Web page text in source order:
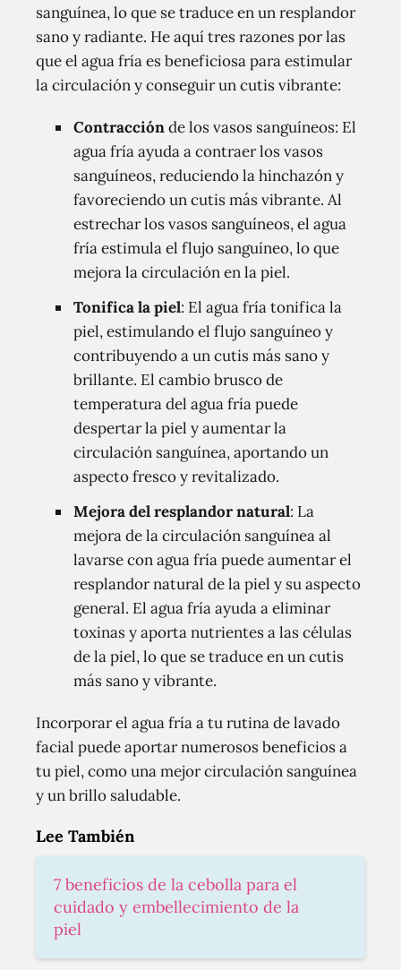
sanguínea, lo que se traduce en un resplandor
sano y radiante. He aquí tres razones por las
que el agua fría es beneficiosa para estimular
la circulación y conseguir un cutis vibrante:
Contracciónde los vasos sanguíneos: El
agua fría ayuda a contraer los vasos
sanguíneos, reduciendo la hinchazón y
favoreciendo un cutis más vibrante. Al
estrechar los vasos sanguíneos, el agua
fría estimula el flujo sanguíneo, lo que
mejora la circulación en la piel.
Tonifica la piel: El agua fría tonifica la
piel, estimulando el flujo sanguíneo y
contribuyendo a un cutis más sano y
brillante. El cambio brusco de
temperatura del agua fría puede
despertar la piel y aumentar la
circulación sanguínea, aportando un
aspecto fresco y revitalizado.
Mejora del resplandor natural: La
mejora de la circulación sanguínea al
lavarse con agua fría puede aumentar el
resplandor natural de la piel y su aspecto
general. El agua fría ayuda a eliminar
toxinas y aporta nutrientes a las células
de la piel, lo que se traduce en un cutis
más sano y vibrante.
Incorporar el agua fría a tu rutina de lavado
facial puede aportar numerosos beneficios a
tu piel, como una mejor circulación sanguínea
y un brillo saludable.
Lee También
7 beneficios de la cebolla para el
cuidado y embellecimiento de la
piel